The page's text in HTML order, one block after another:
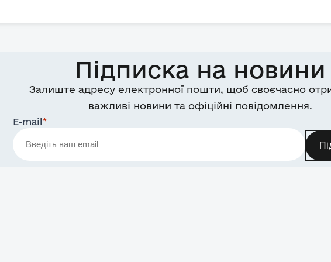
Підписка на новини
Залиште адресу електронної пошти, щоб своєчасно
важливі новини та офіційні повідомлення.
E-mail*